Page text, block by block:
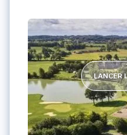
LANCER